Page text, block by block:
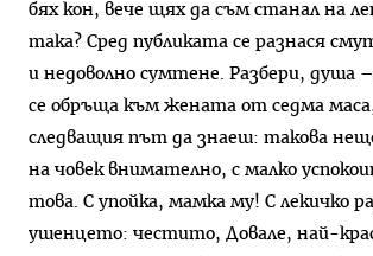
бях кон, вече щях да съм станал на
така? Сред публиката се разнася
и недоволно сумтене. Разбери, душа
се обръща към жената от седма
следващия път да знаеш: такова
на човек внимателно, с малко
това. С упойка, мамка му! С лекичко
ушенцето: честито, Довале, най-